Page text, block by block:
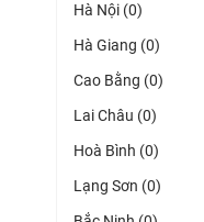
Hà Nội (0)
Hà Giang (0)
Cao Bằng (0)
Lai Châu (0)
Hoà Bình (0)
Lạng Sơn (0)